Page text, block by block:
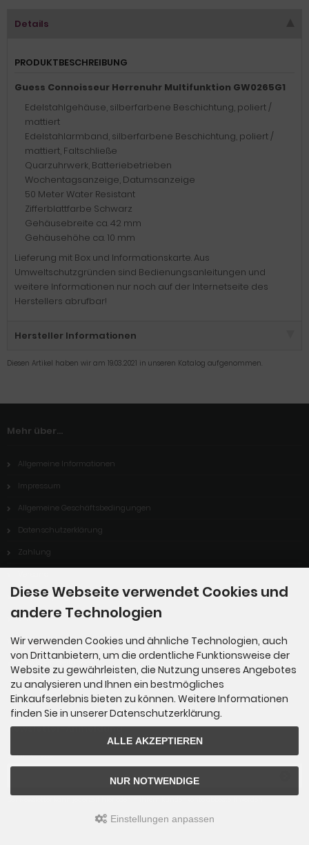
Details
PRODUKTBESCHREIBUNG
Guess Connoisseur Herrenuhr Multifunktion GW0265G1
Edelstahlgehäuse, silberfarbene Beschichtung, poliert /
mattiert
Edelstahlarmband, silberfarbene Beschichtung, poliert /
mattiert, Faltschließe
Quarzuhrwerk, Batteriebetrieben
Wochentagsanzeige, Datumsanzeige
50 Meter Water Resistant
Zifferblattfarbe Schwarz
Gehäusebreite ca. 42 mm
Gehäusehöhe ca. 10 mm
Lieferung mit Box und Informationskarte. Aus
Umweltschutzgründen sind Bedienungsanleitungen und
weitere Informationen nur noch auf der Internetseite des
Herstellers abrufbar!
Hersteller Informationen
Diesen Artikel haben wir am 19.03.2021 in unseren Katalog aufgenommen.
Mehr über...
Allgemeine Informationen
Impressum
Allgemeine Geschäftsbedingungen
Datenschutzerklärung
Zahlung
Dropshipping Service
EPR
Kontakt
Cookie Einstellungen
Newsletter-Anmeldung
E-Mail-Adresse:
Diese Webseite verwendet Cookies und
andere Technologien
Wir verwenden Cookies und ähnliche Technologien, auch
von Drittanbietern, um die ordentliche Funktionsweise der
Website zu gewährleisten, die Nutzung unseres Angebotes
zu analysieren und Ihnen ein bestmögliches
Einkaufserlebnis bieten zu können. Weitere Informationen
finden Sie in unserer Datenschutzerklärung.
ALLE AKZEPTIEREN
NUR NOTWENDIGE
Einstellungen anpassen